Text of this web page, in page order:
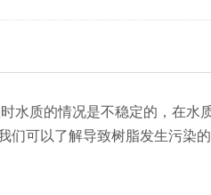
水质的情况是不稳定的，在水
们可以了解导致树脂发生污染